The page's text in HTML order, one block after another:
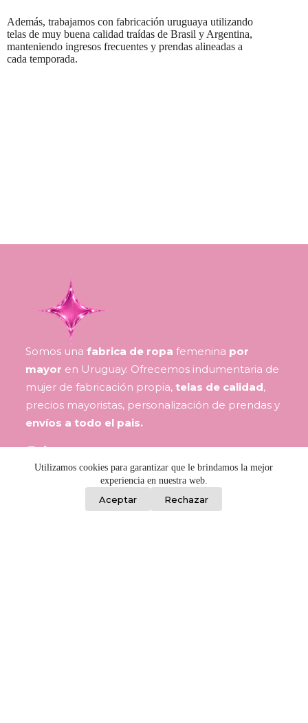
Utilizamos cookies para garantizar que le brindamos la mejor
experiencia en nuestra web.
Aceptar Rechazar
Además, trabajamos con fabricación uruguaya utilizando
telas de muy buena calidad traídas de Brasil y Argentina,
manteniendo ingresos frecuentes y prendas alineadas a
cada temporada.
Somos una fabrica de ropa femenina por
mayor en Uruguay. Ofrecemos indumentaria de
mujer de fabricación propia, telas de calidad,
precios mayoristas, personalización de prendas y
envíos a todo el pais.
Enlaces
¿Quiénes somos?
Preguntas Frecuentes